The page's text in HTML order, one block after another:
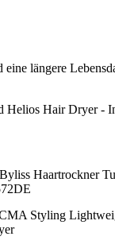
längere
Helios Hair Dryer -
Haartrockner
Styling